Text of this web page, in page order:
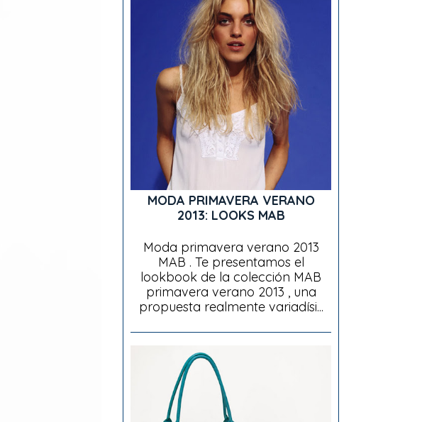
MODA PRIMAVERA VERANO
2013: LOOKS MAB
Moda primavera verano 2013
MAB . Te presentamos el
lookbook de la colección MAB
primavera verano 2013 , una
propuesta realmente variadísi...